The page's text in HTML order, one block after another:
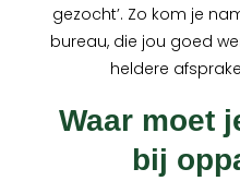
gezocht’. Zo kom je
bureau, die jou goed
heldere
Waar moet
bij